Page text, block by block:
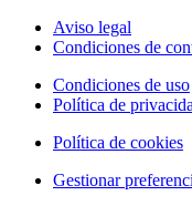
Aviso legal
Condiciones de
Condiciones de uso
Política de
Política de cookies
Gestionar